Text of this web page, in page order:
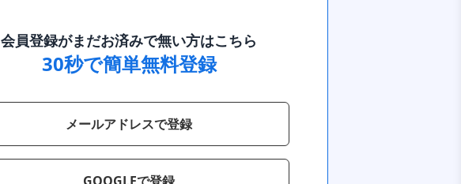
会員登録がまだお済みで無い方はこちら
30秒で簡単無料登録
メールアドレスで登録